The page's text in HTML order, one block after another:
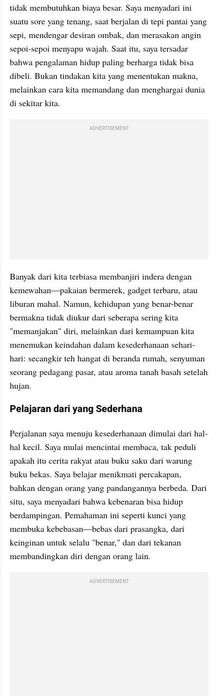
tidak membutuhkan biaya besar. Saya menyadari ini
suatu sore yang tenang, saat berjalan di tepi pantai yang
sepi, mendengar desiran ombak, dan merasakan angin
sepoi-sepoi menyapu wajah. Saat itu, saya tersadar
bahwa pengalaman hidup paling berharga tidak bisa
dibeli. Bukan tindakan kita yang menentukan makna,
melainkan cara kita memandang dan menghargai dunia
di sekitar kita.
ADVERTISEMENT
Banyak dari kita terbiasa membanjiri indera dengan
kemewahan—pakaian bermerek, gadget terbaru, atau
liburan mahal. Namun, kehidupan yang benar-benar
bermakna tidak diukur dari seberapa sering kita
"memanjakan" diri, melainkan dari kemampuan kita
menemukan keindahan dalam kesederhanaan sehari-
hari: secangkir teh hangat di beranda rumah, senyuman
seorang pedagang pasar, atau aroma tanah basah setelah
hujan.
Pelajaran dari yang Sederhana
Perjalanan saya menuju kesederhanaan dimulai dari hal-
hal kecil. Saya mulai mencintai membaca, tak peduli
apakah itu cerita rakyat atau buku saku dari warung
buku bekas. Saya belajar menikmati percakapan,
bahkan dengan orang yang pandangannya berbeda. Dari
situ, saya menyadari bahwa kebenaran bisa hidup
berdampingan. Pemahaman ini seperti kunci yang
membuka kebebasan—bebas dari prasangka, dari
keinginan untuk selalu "benar," dan dari tekanan
membandingkan diri dengan orang lain.
ADVERTISEMENT